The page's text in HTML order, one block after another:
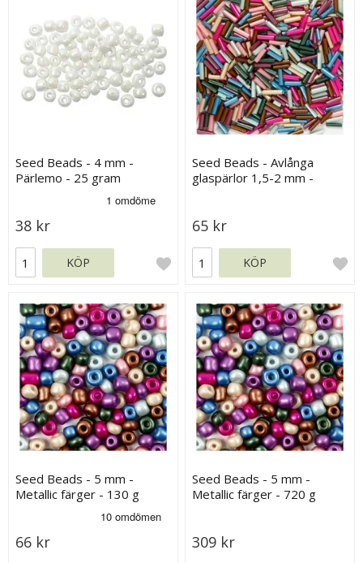
Seed Beads - 4 mm -
Pärlemo - 25 gram
38 kr
KÖP
Seed Beads - Avlånga
glaspärlor 1,5-2 mm -
65 kr
KÖP
Seed Beads - 5 mm -
Metallic färger - 130 g
66 kr
Seed Beads - 5 mm -
Metallic färger - 720 g
309 kr